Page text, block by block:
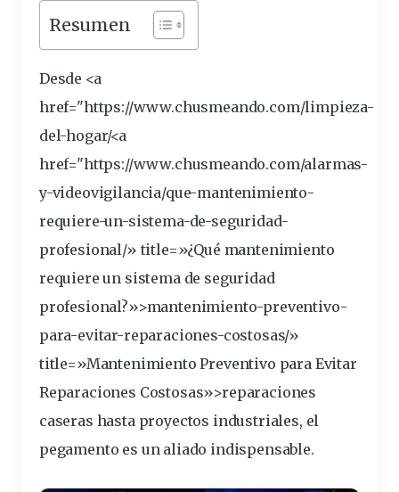
Resumen
Desde <a
href="https://www.chusmeando.com/limpieza-
del-hogar/<a
href="https://www.chusmeando.com/alarmas-
y-videovigilancia/que-mantenimiento-
requiere-un-sistema-de-seguridad-
profesional/» title=»¿Qué mantenimiento
requiere un sistema de seguridad
profesional?»>mantenimiento-preventivo-
para-evitar-reparaciones-costosas/»
title=»Mantenimiento Preventivo para Evitar
Reparaciones Costosas»>reparaciones
caseras hasta proyectos industriales, el
pegamento es un aliado indispensable.